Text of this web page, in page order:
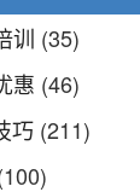
训 (35)
惠 (46)
巧 (211)